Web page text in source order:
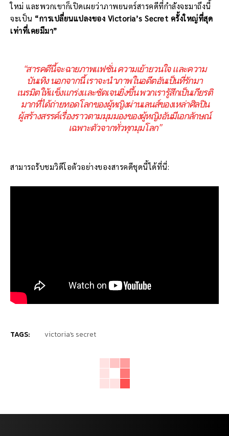
ใหม่ และพวกเขาก็เปิดเผยว่าภาพยนตร์สารคดีที่กำลังจะมาถึงนี้
จะเป็น “การเปลี่ยนแปลงของ Victoria’s Secret ครั้งใหญ่ที่สุด
เท่าที่เคยมีมา”
“สารคดีนี้จะฉายภาพแฟชั่น ความเย้ายวนใจ และความ
บันเทิง นอกจากนี้ เราจะนำภาพในอดีตอันเป็นที่รักมา
เนรมิตให้แข็งแกร่งและชัดเจนยิ่งขึ้น พวกเรารู้สึกเป็นเกียรติ
มากที่ได้ถ่ายทอดโลกของผู้หญิงผ่านเลนส์ของเหล่าศิลปิน
ผู้สร้างสรรค์เรื่องราวตามมุมมองของผู้หญิงอันมีเอกลักษณ์
เฉพาะตัวจากทั่วทุกมุมโลก”
สามารถรับชมวิดีโอตัวอย่างของสารคดีชุดนี้ได้ที่นี่:
TAGS: victoria's secret